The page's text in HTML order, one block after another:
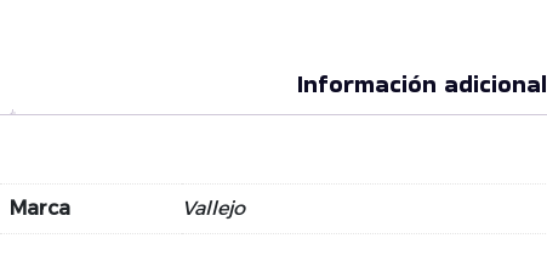
Información adicional
Marca Vallejo